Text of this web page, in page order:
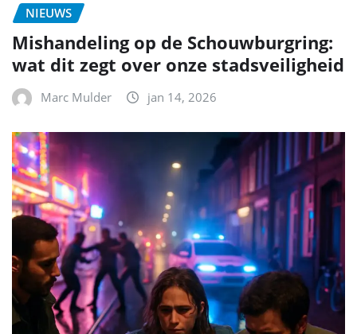
NIEUWS
Mishandeling op de Schouwburgring:
wat dit zegt over onze stadsveiligheid
Marc Mulder jan 14, 2026